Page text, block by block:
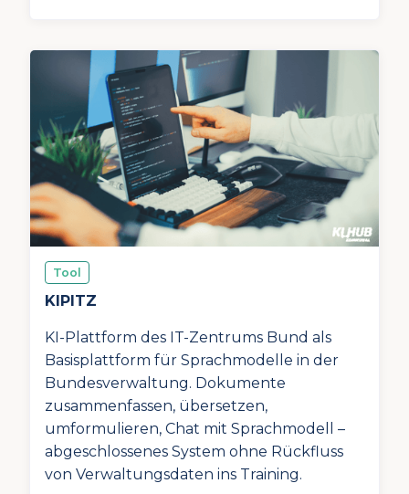
Tool
KIPITZ
KI-Plattform des IT-Zentrums Bund als
Basisplattform für Sprachmodelle in der
Bundesverwaltung. Dokumente
zusammenfassen, übersetzen,
umformulieren, Chat mit Sprachmodell –
abgeschlossenes System ohne Rückfluss
von Verwaltungsdaten ins Training.